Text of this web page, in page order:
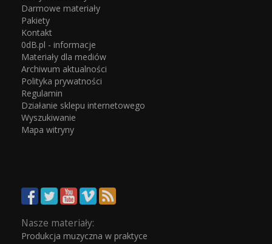
Darmowe materiały
Pakiety
Kontakt
0dB.pl - informacje
Materiały dla mediów
Archiwum aktualności
Polityka prywatności
Regulamin
Działanie sklepu internetowego
Wyszukiwanie
Mapa witryny
Nasze materiały:
Produkcja muzyczna w praktyce